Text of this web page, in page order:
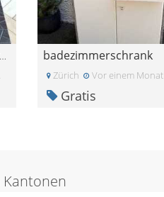
Schöner Salontisch zu verschenken badezimmerschrank
Zürich Vor einem Monat
Gratis